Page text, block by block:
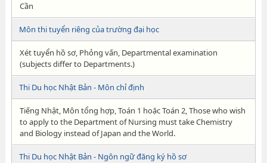
Cần
Môn thi tuyển riêng của trường đại học
Xét tuyển hồ sơ, Phỏng vấn, Departmental examination
(subjects differ to Departments.)
Thi Du học Nhật Bản - Môn chỉ định
Tiếng Nhật, Môn tổng hợp, Toán 1 hoặc Toán 2, Those who wish
to apply to the Department of Nursing must take Chemistry
and Biology instead of Japan and the World.
Thi Du học Nhật Bản - Ngôn ngữ đăng ký hồ sơ